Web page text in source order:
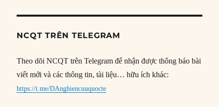
NCQT TRÊN TELEGRAM
Theo dõi NCQT trên Telegram để nhận được thông báo bài
viết mới và các thông tin, tài liệu… hữu ích khác:
https://t.me/DAnghiencuuquocte